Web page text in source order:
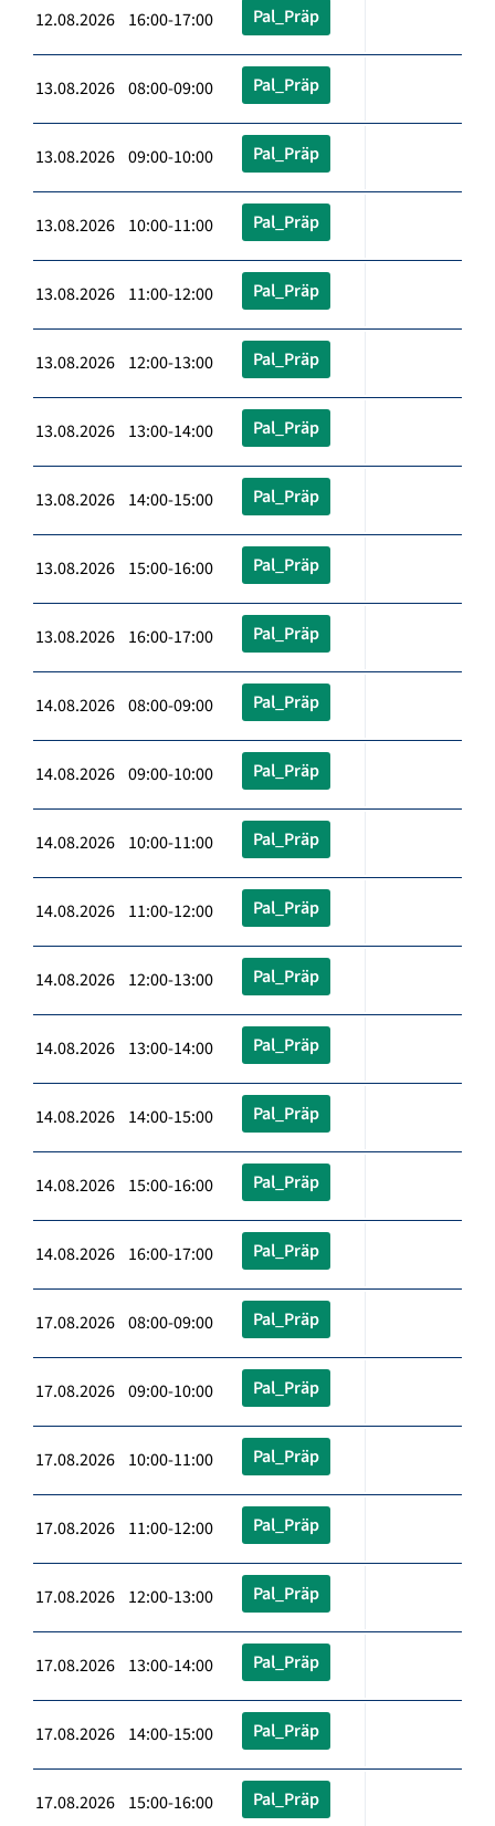
12.08.2026 16:00-17:00 Pal_Präp
13.08.2026 08:00-09:00 Pal_Präp
13.08.2026 09:00-10:00 Pal_Präp
13.08.2026 10:00-11:00 Pal_Präp
13.08.2026 11:00-12:00 Pal_Präp
13.08.2026 12:00-13:00 Pal_Präp
13.08.2026 13:00-14:00 Pal_Präp
13.08.2026 14:00-15:00 Pal_Präp
13.08.2026 15:00-16:00 Pal_Präp
13.08.2026 16:00-17:00 Pal_Präp
14.08.2026 08:00-09:00 Pal_Präp
14.08.2026 09:00-10:00 Pal_Präp
14.08.2026 10:00-11:00 Pal_Präp
14.08.2026 11:00-12:00 Pal_Präp
14.08.2026 12:00-13:00 Pal_Präp
14.08.2026 13:00-14:00 Pal_Präp
14.08.2026 14:00-15:00 Pal_Präp
14.08.2026 15:00-16:00 Pal_Präp
14.08.2026 16:00-17:00 Pal_Präp
17.08.2026 08:00-09:00 Pal_Präp
17.08.2026 09:00-10:00 Pal_Präp
17.08.2026 10:00-11:00 Pal_Präp
17.08.2026 11:00-12:00 Pal_Präp
17.08.2026 12:00-13:00 Pal_Präp
17.08.2026 13:00-14:00 Pal_Präp
17.08.2026 14:00-15:00 Pal_Präp
17.08.2026 15:00-16:00 Pal_Präp